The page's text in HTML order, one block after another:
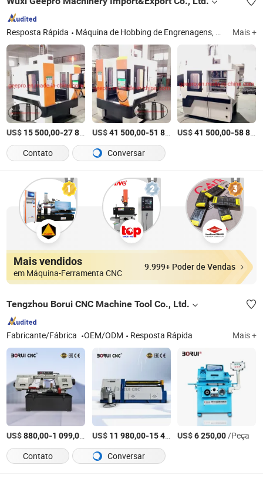
Resposta Rápida Máquina de Hobbing de Engrenagens, Prensa Hidráulica, Máquina de Moagem de Engrenagens, Máquina de Corte de Engrenagens Cônicas, Máquina de Fresagem de Engrenagens, Máquina de Desbaste de Engrenagens, Máquina de Modelagem de Engrenagens, Máquina de Chanfrar Engrenagens, Máquina de Rolamento de Estrias de Engrenagens, Torno CNC Mais +
US$ 15 500,00-27 800,00 /Set
US$41 500,00-51 800,00 /Set
US$41 500,00-58 800,00
Contato Conversar
Mais vendidos
em Máquina-Ferramenta CNC
9.999+ Poder de Vendas
Tengzhou Borui CNC Machine Tool Co., Ltd.
Fabricante/Fábrica OEM/ODM Resposta Rápida Mais +
US$880,00-1 099,00 /Peça
US$ 11 980,00-15 400,00 /Peça
US$6 250,00/Peça
Contato
Conversar